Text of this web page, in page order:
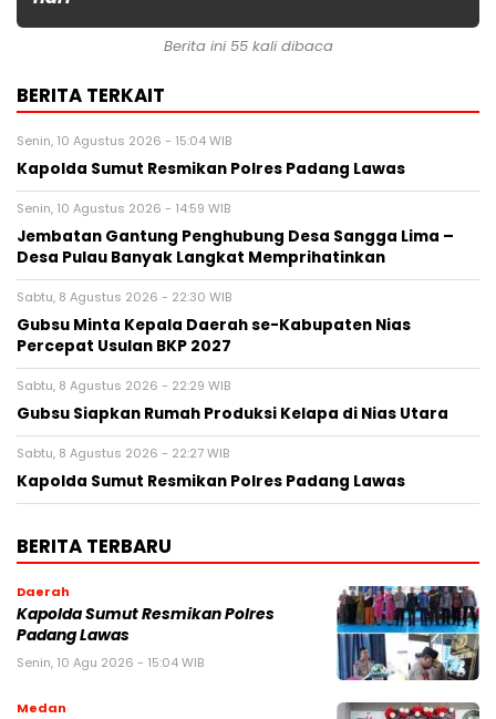
Berita ini 55 kali dibaca
BERITA TERKAIT
Senin, 10 Agustus 2026 - 15:04 WIB
Kapolda Sumut Resmikan Polres Padang Lawas
Senin, 10 Agustus 2026 - 14:59 WIB
Jembatan Gantung Penghubung Desa Sangga Lima –
Desa Pulau Banyak Langkat Memprihatinkan
Sabtu, 8 Agustus 2026 - 22:30 WIB
Gubsu Minta Kepala Daerah se-Kabupaten Nias
Percepat Usulan BKP 2027
Sabtu, 8 Agustus 2026 - 22:29 WIB
Gubsu Siapkan Rumah Produksi Kelapa di Nias Utara
Sabtu, 8 Agustus 2026 - 22:27 WIB
Kapolda Sumut Resmikan Polres Padang Lawas
BERITA TERBARU
Daerah
Kapolda Sumut Resmikan Polres
Padang Lawas
Senin, 10 Agu 2026 - 15:04 WIB
Medan